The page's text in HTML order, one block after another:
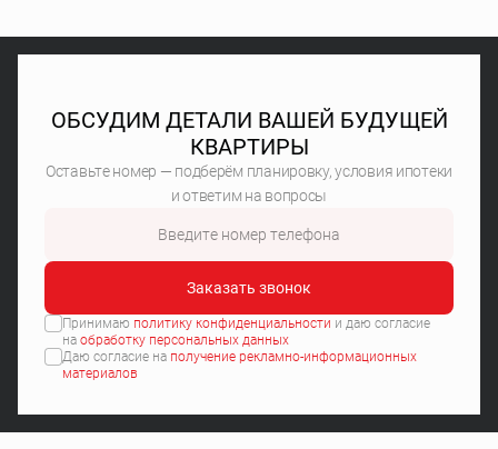
ОБСУДИМ ДЕТАЛИ ВАШЕЙ БУДУЩЕЙ
КВАРТИРЫ
Оставьте номер — подберём планировку, условия ипотеки
и ответим на вопросы
Заказать звонок
Принимаю политику конфиденциальности и даю согласие
наобработку персональных данных
Даю согласие на получение рекламно-информационных
материалов